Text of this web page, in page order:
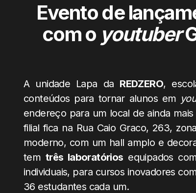
Evento de
com o youtuber
A unidade Lapa da REDZERO,
conteúdos para tornar alunos em
endereço para um local de ainda
filial fica na Rua Caio Graco, 263,
moderno, com um hall amplo e
tem três laboratórios equipados
individuais, para cursos inovadores
36 estudantes cada um.